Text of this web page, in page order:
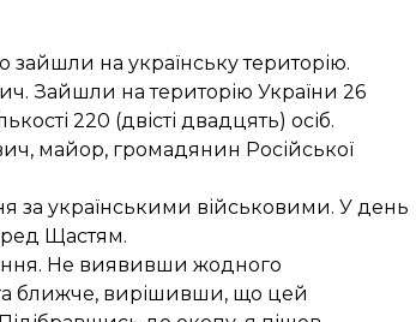
на українську територію.
Зайшли на територію України 26
220 (двісті двадцять) осіб.
майор, громадянин Російської
за українськими військовими. У день
Щастям.
Не виявивши жодного
ближче, вирішивши, що цей